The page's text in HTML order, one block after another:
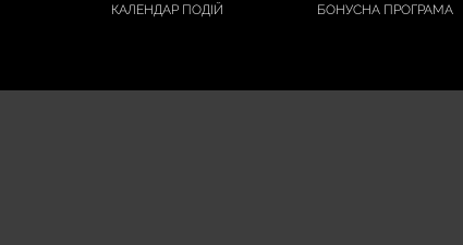
КАЛЕНДАР ПОДІЙ БОНУСНА ПРОГРАМА